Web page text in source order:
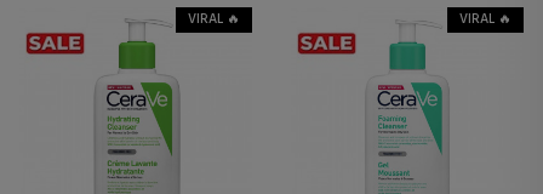
VIRAL 🔥 VIRAL 🔥